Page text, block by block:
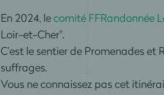
En 2024, lecomité FFRandonnée
Loir-et-Cher".
C’est le sentier de Promenades
suffrages.
Vous ne connaissez pas cet